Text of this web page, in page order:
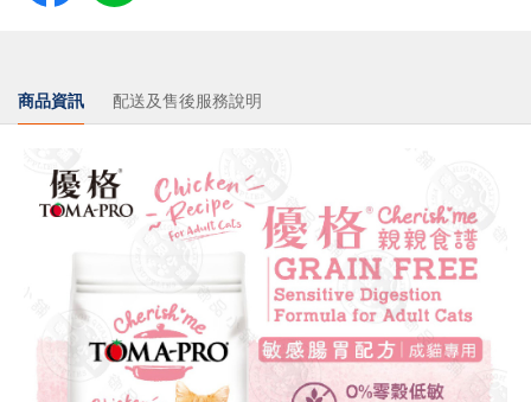
商品資訊 配送及售後服務說明